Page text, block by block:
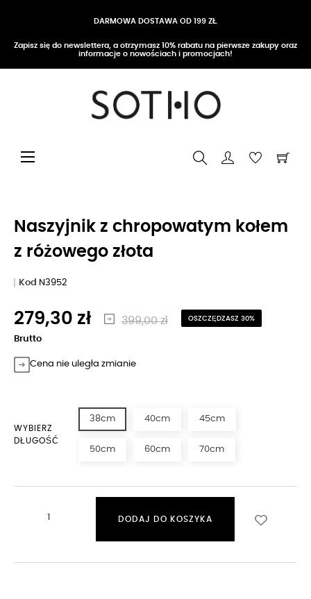
DARMOWA DOSTAWA OD 199 ZŁ
Zapisz się do newslettera, a otrzymasz 10% rabatu na pierwsze zakupy oraz
informacje o nowościach i promocjach!
Przełącz nawigację
☰
Naszyjnik z chropowatym kołem
z różowego złota
Kod N3952
279,30 zł 399,00 zł OSZCZĘDZASZ 30%
Brutto
Cena nie uległa zmianie
WYBIERZ
DŁUGOŚĆ
38cm 40cm 45cm
50cm 60cm 70cm
DODAJ DO KOSZYKA